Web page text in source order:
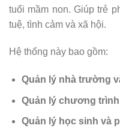
tuổi mầm non. Giúp trẻ
tuệ, tình cảm và xã hội.
Hệ thống này bao gồm:
Quản lý nhà trường
Quản lý chương
Quản lý học sinh và